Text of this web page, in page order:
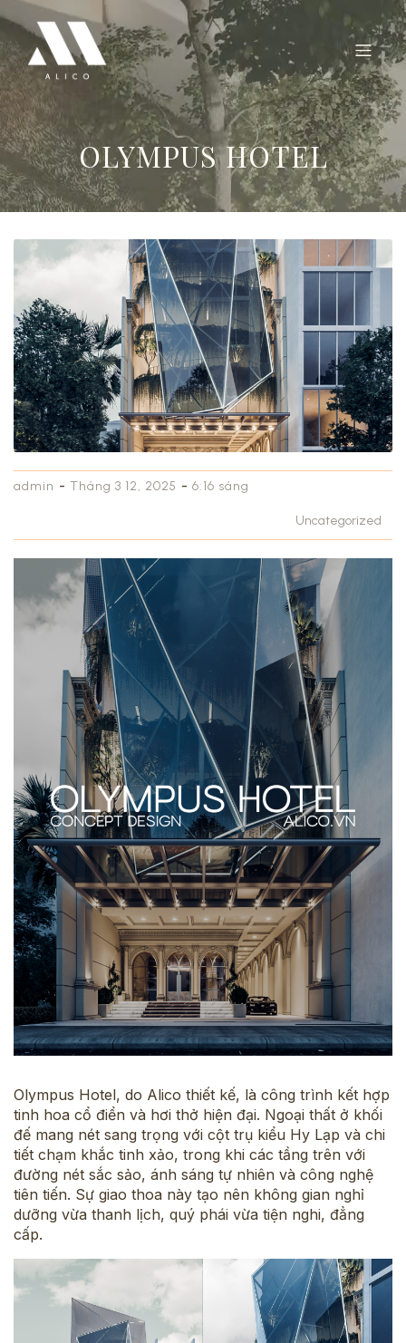
OLYMPUS HOTEL
admin - Tháng 3 12, 2025 - 6:16 sáng
Uncategorized
Olympus Hotel, do Alico thiết kế, là công trình kết hợp
tinh hoa cổ điển và hơi thở hiện đại. Ngoại thất ở khối
đế mang nét sang trọng với cột trụ kiểu Hy Lạp và chi
tiết chạm khắc tinh xảo, trong khi các tầng trên với
đường nét sắc sảo, ánh sáng tự nhiên và công nghệ
tiên tiến. Sự giao thoa này tạo nên không gian nghỉ
dưỡng vừa thanh lịch, quý phái vừa tiện nghi, đẳng
cấp.